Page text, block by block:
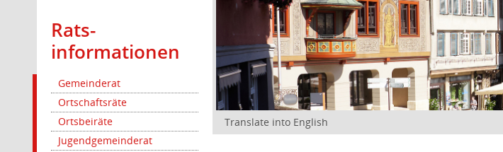
Rats­
informationen
Gemeinderat
Ortschaftsräte
Ortsbeiräte
Jugendgemeinderat
Translate into English